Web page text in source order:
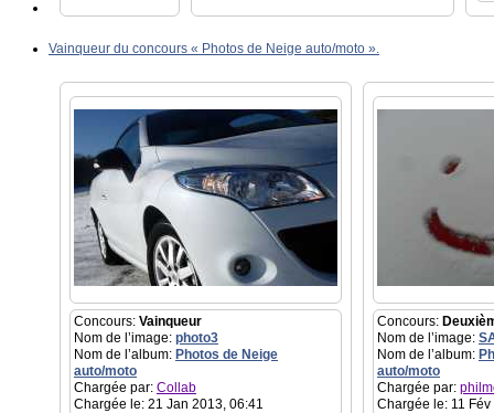
Vainqueur du concours « Photos de Neige auto/moto ».
Concours: Vainqueur
Nom de l’image: photo3
Nom de l’album: Photos de Neige
auto/moto
Chargée par: Collab
Chargée le: 21 Jan 2013, 06:41
Concours:
Nom de l’image:
Nom de l’album:
auto/moto
Chargée par:
Chargée le: 11